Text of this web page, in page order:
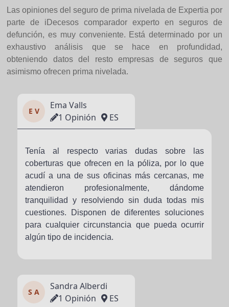
Las opiniones del seguro de prima nivelada de Expertia por
parte de iDecesos comparador experto en seguros de
defunción, es muy conveniente. Está determinado por un
exhaustivo análisis que se hace en profundidad,
obteniendo datos del resto empresas de seguros que
asimismo ofrecen prima nivelada.
E V
Ema Valls
1 Opinión
ES
Tenía al respecto varias dudas sobre las
coberturas que ofrecen en la póliza, por lo que
acudí a una de sus oficinas más cercanas, me
atendieron profesionalmente, dándome
tranquilidad y resolviendo sin duda todas mis
cuestiones. Disponen de diferentes soluciones
para cualquier circunstancia que pueda ocurrir
algún tipo de incidencia.
S A
Sandra Alberdi
1 Opinión
ES